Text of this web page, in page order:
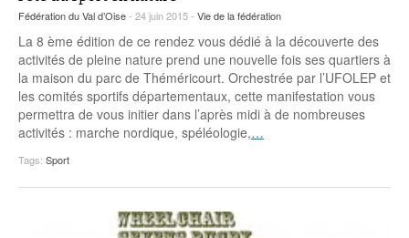
Fédération du Val d’Oise- 24 juin 2015 - Vie de la fédération
La 8 ème édition de ce rendez vous dédié à la découverte des
activités de pleine nature prend une nouvelle fois ses quartiers à
la maison du parc de Théméricourt. Orchestrée par l’UFOLEP et
les comités sportifs départementaux, cette manifestation vous
permettra de vous initier dans l’après midi à de nombreuses
activités : marche nordique, spéléologie,…
Tags: Sport